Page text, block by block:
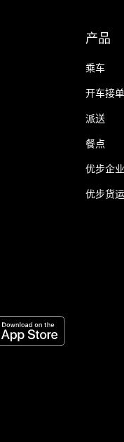
产品
乘车
开车接单
派送
餐点
优步企
优步货运